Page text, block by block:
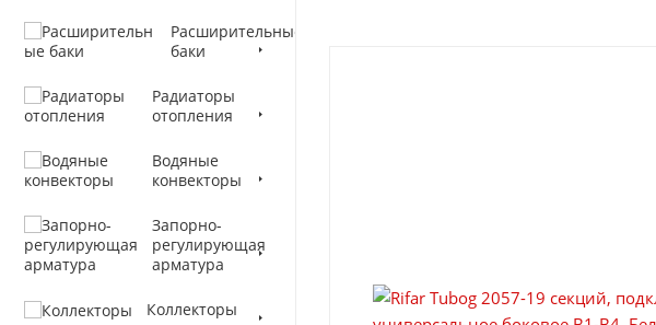
Расширительные
баки
Радиаторы
отопления
Водяные
конвекторы
Запорно-
регулирующая
арматура
Коллекторы